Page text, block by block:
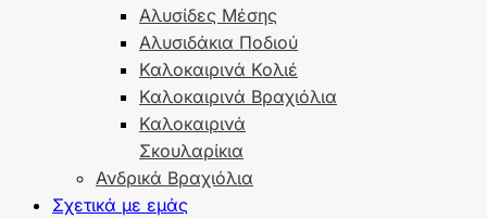
Αλυσίδες Μέσης
Αλυσιδάκια Ποδιού
Καλοκαιρινά Κολιέ
Καλοκαιρινά Βραχιόλια
Καλοκαιρινά
Σκουλαρίκια
Ανδρικά Βραχιόλια
Σχετικά με εμάς